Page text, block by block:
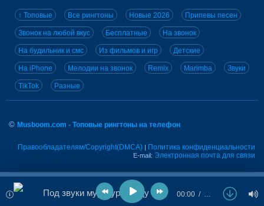
↑ Топовые Все рингтоны Новые 2026 Припевы песен
Звонок на любой вкус Бесплатные На звонок
На будильник и смс Из фильмов и игр Детские
На iPhone Мелодии на звонок Remix Marimba Звуки
TikTok Разные
© Musboom.com - Топовые рингтоны на телефон
Правообладателям/Copyright(DMCA) | Политика конфиденциальности
E-mail: Электронная почта для связи
Под звуки мур-мур между ними Амур 00:00 …